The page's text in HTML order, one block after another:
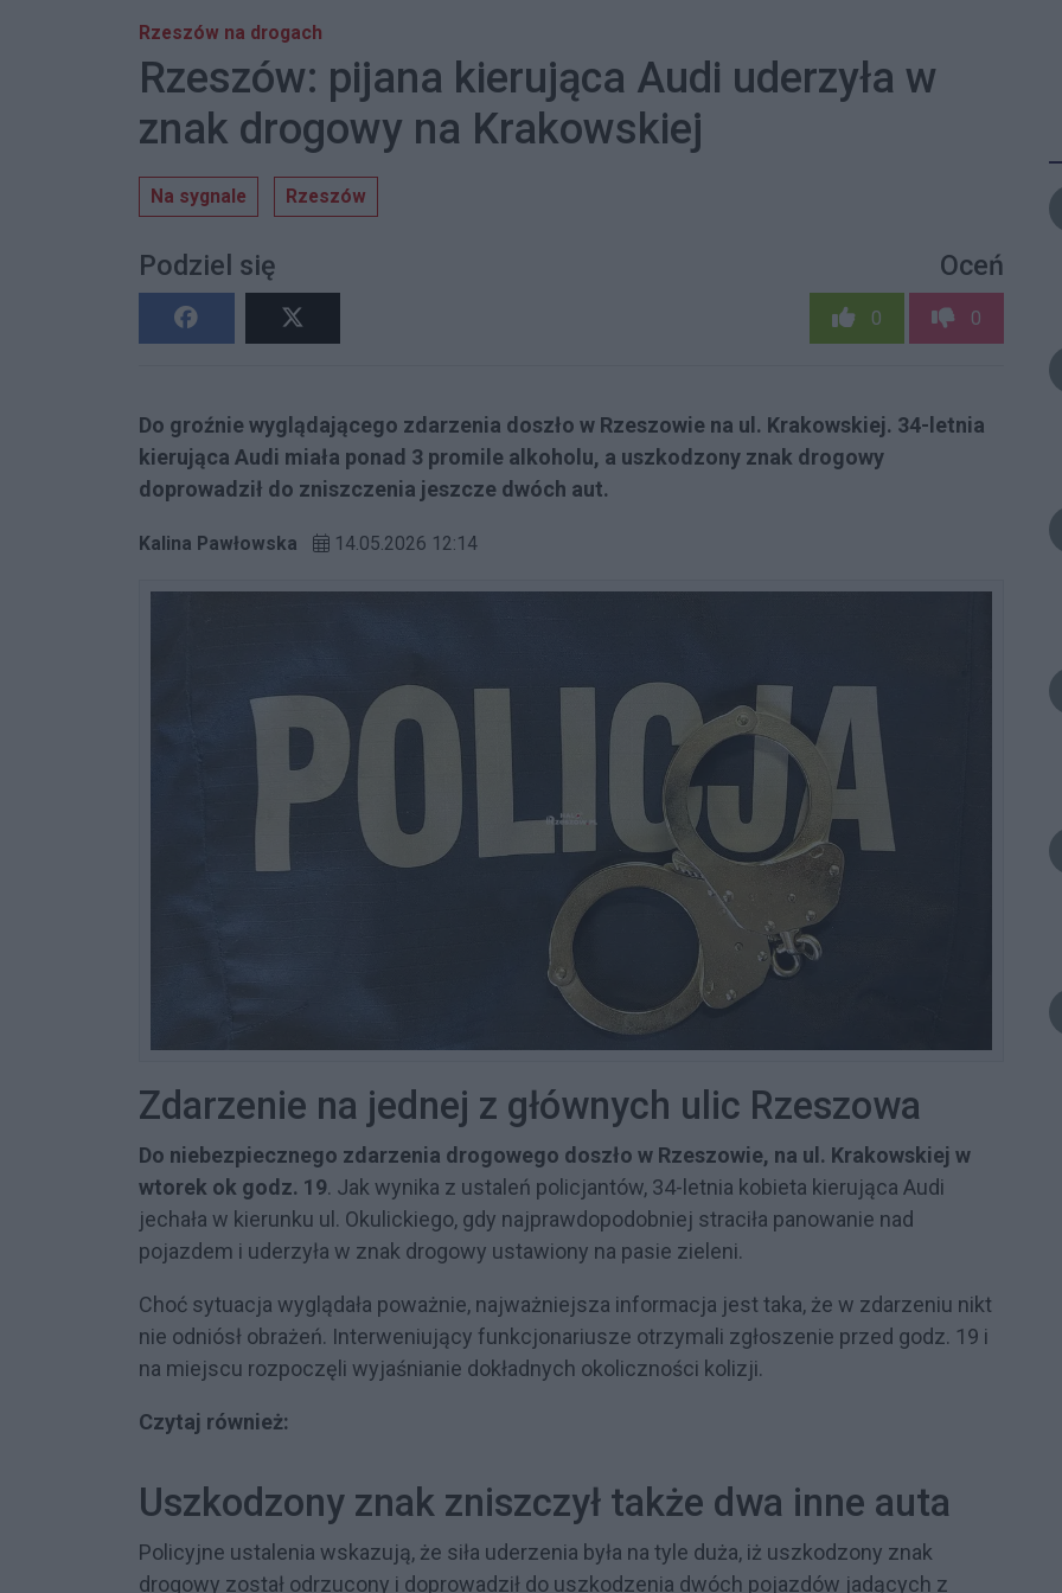
Rzeszów na drogach
Rzeszów: pijana kierująca Audi uderzyła w
znak drogowy na Krakowskiej
Na sygnale Rzeszów
Podziel się Oceń
0 0
Do groźnie wyglądającego zdarzenia doszło w Rzeszowie na ul. Krakowskiej. 34-letnia
kierująca Audi miała ponad 3 promile alkoholu, a uszkodzony znak drogowy
doprowadził do zniszczenia jeszcze dwóch aut.
Kalina Pawłowska 14.05.2026 12:14
Zdarzenie na jednej z głównych ulic Rzeszowa
Do niebezpiecznego zdarzenia drogowego doszło w Rzeszowie, na ul. Krakowskiej w
wtorek ok godz. 19. Jak wynika z ustaleń policjantów, 34-letnia kobieta kierująca Audi
jechała w kierunku ul. Okulickiego, gdy najprawdopodobniej straciła panowanie nad
pojazdem i uderzyła w znak drogowy ustawiony na pasie zieleni.
Choć sytuacja wyglądała poważnie, najważniejsza informacja jest taka, że w zdarzeniu nikt
nie odniósł obrażeń. Interweniujący funkcjonariusze otrzymali zgłoszenie przed godz. 19 i
na miejscu rozpoczęli wyjaśnianie dokładnych okoliczności kolizji.
Czytaj również:
Uszkodzony znak zniszczył także dwa inne auta
Policyjne ustalenia wskazują, że siła uderzenia była na tyle duża, iż uszkodzony znak
drogowy został odrzucony i doprowadził do uszkodzenia dwóch pojazdów jadących z